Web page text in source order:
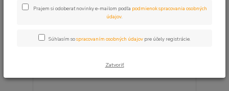
Najdrahšie
Zobrazujem 1-1 z 1
Prajem si odoberať novinky e-mailom podľa podmienok spracovania osobných
údajov.
Súhlasím sospracovaním osobných údajov pre účely registrácie.
Zatvoriť